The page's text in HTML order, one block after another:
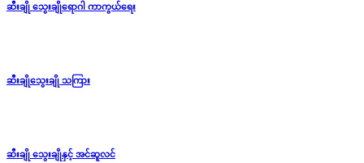
ဆီးချို သွေးချိုရောဂါ ကာကွယ်ရေး
ဆီးချိုသွေးချို သကြား
ဆီးချို သွေးချိုနှင့် အင်ဆူလင်